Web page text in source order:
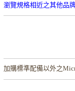
瀏覽規格相近之其他品
加購標準配備以外之